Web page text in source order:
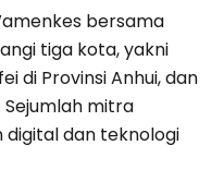
bersama
tiga kota, yakni
di Provinsi Anhui, dan
Sejumlah mitra
dan teknologi